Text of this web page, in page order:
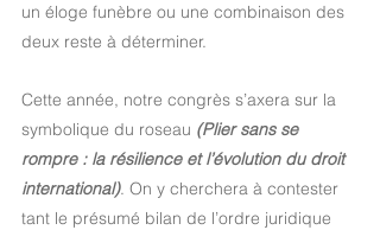
un éloge funèbre ou une combinaison des
deux reste à déterminer.
Cette année, notre congrès s’axera sur la
symbolique du roseau (Plier sans se
rompre : la résilience et l’évolution du droit
international). On y cherchera à contester
tant le présumé bilan de l’ordre juridique